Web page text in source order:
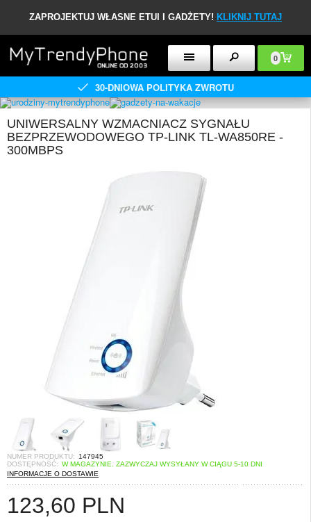
ZAPROJEKTUJ WŁASNE ETUI I GADŻETY! KLIKNIJ TUTAJ
0
30-DNIOWA POLITYKA ZWROTU
UNIWERSALNY WZMACNIACZ SYGNAŁU
BEZPRZEWODOWEGO TP-LINK TL-WA850RE -
300MBPS
NUMER PRODUKTU:
147945
DOSTĘPNOŚĆ: W MAGAZYNIE. ZAZWYCZAJ WYSYŁANY W CIĄGU 5-10 DNI
INFORMACJE O DOSTAWIE
123,60 PLN